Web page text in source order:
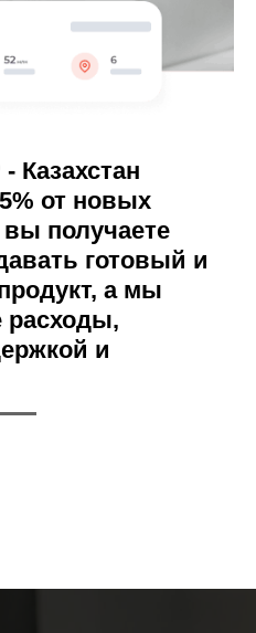
от новых
получаете
готовый и
а мы
расходы,
и